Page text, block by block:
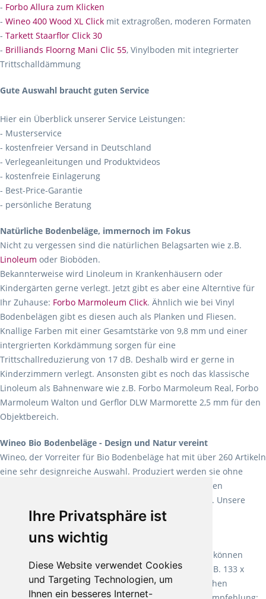
Ihre Privatsphäre ist
uns wichtig
Diese Website verwendet Cookies
und Targeting Technologien, um
Ihnen ein besseres Internet-
- Forbo Allura zum Klicken
- Wineo 400 Wood XL Click mit extragroßen, moderen Formaten
- Tarkett Staarflor Click 30
- Brilliands Floorng Mani Clic 55, Vinylboden mit integrierter
Trittschalldämmung
Gute Auswahl braucht guten Service
Hier ein Überblick unserer Service Leistungen:
- Musterservice
- kostenfreier Versand in Deutschland
- Verlegeanleitungen und Produktvideos
- kostenfreie Einlagerung
- Best-Price-Garantie
- persönliche Beratung
Natürliche Bodenbeläge, immernoch im Fokus
Nicht zu vergessen sind die natürlichen Belagsarten wie z.B.
Linoleum oder Bioböden.
Bekannterweise wird Linoleum in Krankenhäusern oder
Kindergärten gerne verlegt. Jetzt gibt es aber eine Alterntive für
Ihr Zuhause: Forbo Marmoleum Click. Ähnlich wie bei Vinyl
Bodenbelägen gibt es diesen auch als Planken und Fliesen.
Knallige Farben mit einer Gesamtstärke von 9,8 mm und einer
intergrierten Korkdämmung sorgen für eine
Trittschallreduzierung von 17 dB. Deshalb wird er gerne in
Kinderzimmern verlegt. Ansonsten gibt es noch das klassische
Linoleum als Bahnenware wie z.B. Forbo Marmoleum Real, Forbo
Marmoleum Walton und Gerflor DLW Marmorette 2,5 mm für den
Objektbereich.
Wineo Bio Bodenbeläge - Design und Natur vereint
Wineo, der Vorreiter für Bio Bodenbeläge hat mit über 260 Artikeln
eine sehr designreiche Auswahl. Produziert werden sie ohne
Weichmacher und Lösungsmittel. Mit allen verfügbaren
Verlegearten ist er für jegliche Bauvorhaben attraktiv. Unsere
Empfehlung:Wineo 1000 Multi Layer XXL.
Teppiche für ein angenehmes Laufgefühl
machen es schon lange vor. Sie können
Teppich in Ihrem gewünschten Sondermaß kaufen, z.B. 133 x
60cm. Vor allem in Schlafzimmern aufgrund der weichen